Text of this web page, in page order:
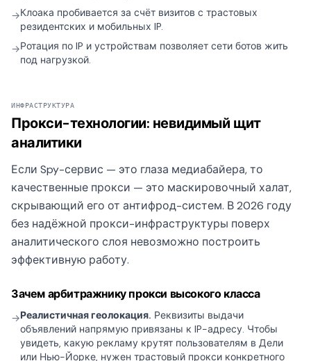
→Клоака пробивается за счёт визитов с трастовых
резидентских и мобильных IP.
→Ротация по IP и устройствам позволяет сети ботов жить
под нагрузкой.
ИНФРАСТРУКТУРА
Прокси-технологии: невидимый щит
аналитики
Если Spy-сервис — это глаза медиабайера, то
качественные прокси — это маскировочный халат,
скрывающий его от антифрод-систем. В 2026 году
без надёжной прокси-инфраструктуры поверх
аналитического слоя невозможно построить
эффективную работу.
Зачем арбитражнику прокси высокого класса
→Реалистичная геолокация. Реквизиты выдачи
объявлений напрямую привязаны к IP-адресу. Чтобы
увидеть, какую рекламу крутят пользователям в Дели
или Нью-Йорке, нужен трастовый прокси конкретного